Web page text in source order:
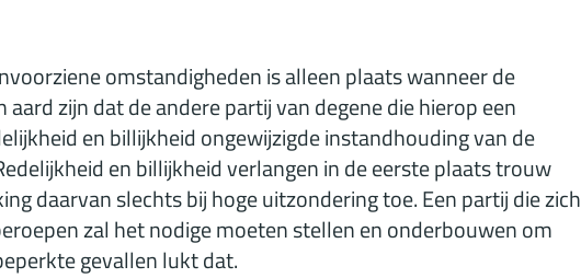
omstandigheden is alleen plaats wanneer de
zijn dat de andere partij van degene die hierop een
en billijkheid ongewijzigde instandhouding van de
en billijkheid verlangen in de eerste plaats trouw
daarvan slechts bij hoge uitzondering toe. Een partij die zich
zal het nodige moeten stellen en onderbouwen om
gevallen lukt dat.